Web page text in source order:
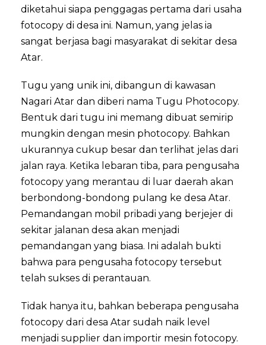
diketahui siapa penggagas pertama dari usaha
fotocopy di desa ini. Namun, yang jelas ia
sangat berjasa bagi masyarakat di sekitar desa
Atar.
Tugu yang unik ini, dibangun di kawasan
Nagari Atar dan diberi nama Tugu Photocopy.
Bentuk dari tugu ini memang dibuat semirip
mungkin dengan mesin photocopy. Bahkan
ukurannya cukup besar dan terlihat jelas dari
jalan raya. Ketika lebaran tiba, para pengusaha
fotocopy yang merantau di luar daerah akan
berbondong-bondong pulang ke desa Atar.
Pemandangan mobil pribadi yang berjejer di
sekitar jalanan desa akan menjadi
pemandangan yang biasa. Ini adalah bukti
bahwa para pengusaha fotocopy tersebut
telah sukses di perantauan.
Tidak hanya itu, bahkan beberapa pengusaha
fotocopy dari desa Atar sudah naik level
menjadi supplier dan importir mesin fotocopy.